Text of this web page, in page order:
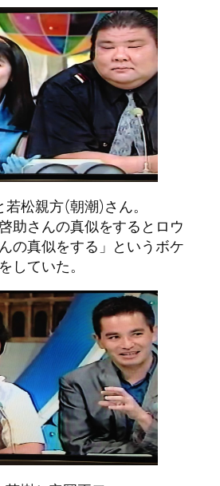
松親方(朝潮)さん。
助さんの真似をするとロウ
の真似をする」というボケ
をしていた。